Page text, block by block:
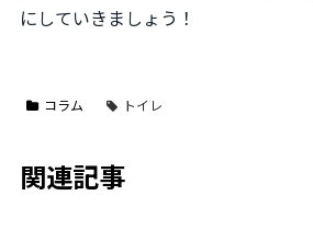
にしていきましょう！
コラム トイレ
関連記事